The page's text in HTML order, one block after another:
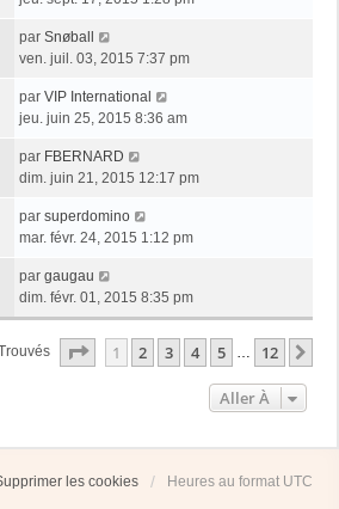
par Snøball
ven. juil. 03, 2015 7:37 pm
par VIP International
jeu. juin 25, 2015 8:36 am
par FBERNARD
dim. juin 21, 2015 12:17 pm
par superdomino
mar. févr. 24, 2015 1:12 pm
par gaugau
dim. févr. 01, 2015 8:35 pm
Page Sur12
1 2 3 4 5 … 12
Aller À
les cookies Heures au format UTC